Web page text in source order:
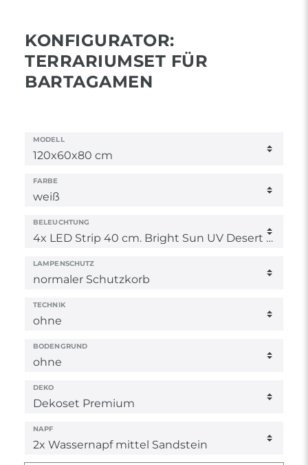
KONFIGURATOR:
TERRARIUMSET FÜR
BARTAGAMEN
MODELL
FARBE
BELEUCHTUNG
LAMPENSCHUTZ
TECHNIK
BODENGRUND
DEKO
NAPF